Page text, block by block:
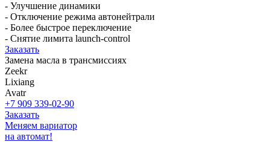
- Улучшение динамики
- Отключение режима автонейтрали
- Более быстрое переключение
- Снятие лимита launch-control
Заказать
Замена масла в трансмиссиях
Zeekr
Lixiang
Avatr
+7 909 339-02-90
Заказать
Меняем вариатор
на автомат!